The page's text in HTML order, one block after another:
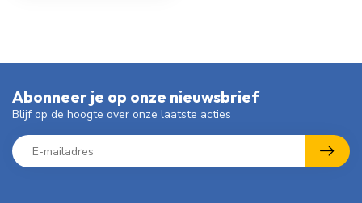
Abonneer je op onze nieuwsbrief
Blijf op de hoogte over onze laatste acties